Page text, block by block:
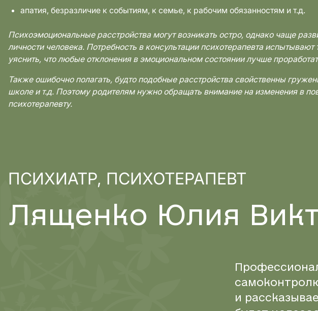
апатия, безразличие к событиям, к семье, к рабочим обязанностям и т.д.
Психоэмоциональные расстройства могут возникать остро, однако чаще
личности человека. Потребность в консультации психотерапевта
уяснить, что любые отклонения в эмоциональном состоянии лучше
Также ошибочно полагать, будто подобные расстройства свойственны
школе и т.д. Поэтому родителям нужно обращать внимание на изменения в
психотерапевту.
ПСИХИАТР, ПСИХОТЕРАПЕВТ
Л ящен ко Юлия Ви к
и